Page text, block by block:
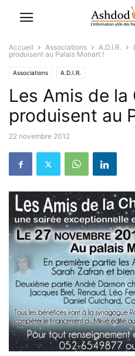
Accueil Associations A.D.I.R.
produisent au Palais Monart !
Associations A.D.I.R.
Les Amis de
produisent au
22 novembre 2012